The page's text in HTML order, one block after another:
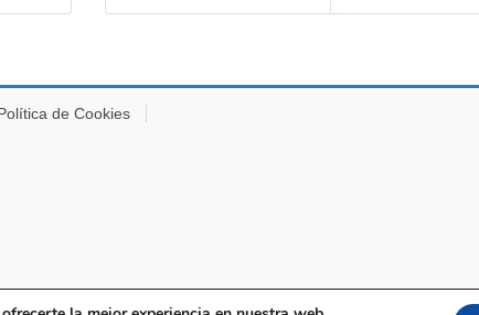
de Cookies
Copyright © Pro-IT. Todos los derechos reservados.